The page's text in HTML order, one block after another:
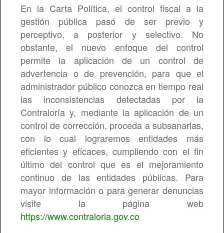
PLANES
Comisión de Personal
En la Carta Política, el control fiscal a la
gestión pública pasó de ser previo y
perceptivo, a posterior y selectivo. No
obstante, el nuevo enfoque del control
permite la aplicación de un control de
advertencia o de prevención, para que el
administrador público conozca en tiempo real
las inconsistencias detectadas por la
Contraloría y, mediante la aplicación de un
control de corrección, proceda a subsanarlas,
con lo cual lograremos entidades más
eficientes y eficaces, cumpliendo con el fin
último del control que es el mejoramiento
continuo de las entidades públicas. Para
mayor información o para generar denuncias
visite la página web
https://www.contraloria.gov.co